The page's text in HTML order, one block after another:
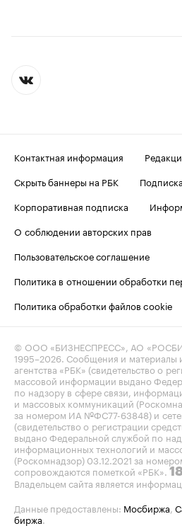
Контактная информация
Скрыть баннеры на РБК
Корпоративная подписка
О соблюдении авторских прав
Пользовательское соглашение
Политика в отношении обработки
Политика обработки файлов cookie
© ООО «БИЗНЕСПРЕСС», АО
1995–2026. Сообщения и материалы
агентства «РБК» (свидетельство о
массовой информации выдано
по надзору в сфере связи,
и массовых коммуникаций
за номером ИА №ФС77-63848) и
(свидетельство о регистрации
выдано Федеральной службой по
информационных технологий и
(Роскомнадзор) 03.12.2021 за
сопровождаются пометкой «РБК».
Владельцем сайта является
Данные предоставлены: Мосбиржа,
биржа.